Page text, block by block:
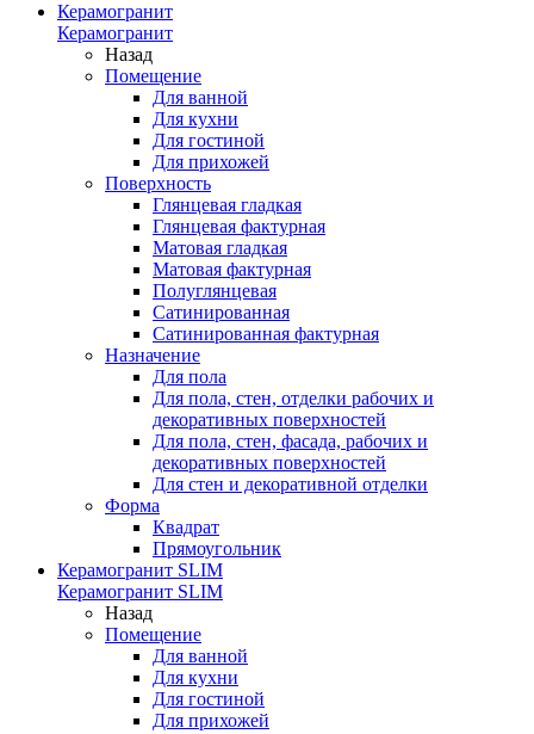
Керамогранит
Керамогранит
Назад
Помещение
Для ванной
Для кухни
Для гостиной
Для прихожей
Поверхность
Глянцевая гладкая
Глянцевая фактурная
Матовая гладкая
Матовая фактурная
Полуглянцевая
Сатинированная
Сатинированная фактурная
Назначение
Для пола
Для пола, стен, отделки рабочих и
декоративных поверхностей
Для пола, стен, фасада, рабочих и
декоративных поверхностей
Для стен и декоративной отделки
Форма
Квадрат
Прямоугольник
Керамогранит SLIM
Керамогранит SLIM
Назад
Помещение
Для ванной
Для кухни
Для гостиной
Для прихожей